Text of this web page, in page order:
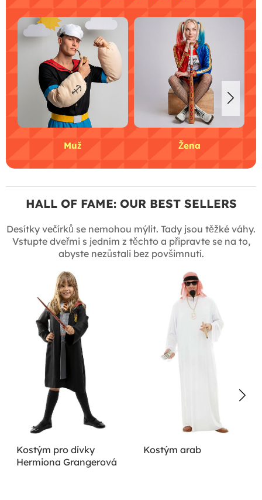
Muž Žena
HALL OF FAME: OUR BEST SELLERS
Desítky večírků se nemohou mýlit. Tady jsou těžké váhy.
Vstupte dveřmi s jedním z těchto a připravte se na to,
abyste nezůstali bez povšimnutí.
Kostým pro dívky
Hermiona Grangerová
Kostým arab